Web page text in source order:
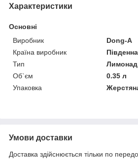
Характеристики
Основні
Виробник
Dong-A
Країна виробник
Тип
Лимонад
Об`єм
0.35 л
Упаковка
Умови доставки
Доставка здійснюється тільки по